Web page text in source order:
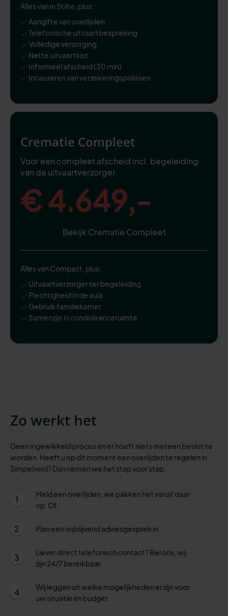
Alles van in Stilte, plus:
Aangifte van overlijden
Telefonische uitvaartbespreking
Volledige verzorging
Nette uitvaartkist
Informeel afscheid (30 min)
Incasseren van verzekeringspolissen
Crematie Compleet
Voor een compleet afscheid incl. begeleiding
van de uitvaartverzorger.
€ 4.649,-
Bekijk Crematie Compleet
Alles van Compact, plus:
Uitvaartverzorger ter begeleiding
Plechtigheid in de aula
Gebruik familiekamer
Samenzijn in condoleanceruimte
Zo werkt het
Geen ingewikkeld proces en er hoeft niets meteen beslist te
worden. Heeft u op dit moment een overlijden te regelen in
Simpelveld? Dan nemen we het stap voor stap.
1
Meld een overlijden, we pakken het vanaf daar
op. Of,
2 Plan een vrijblijvend adviesgesprek in
3
Liever direct telefonisch contact? Bel ons, wij
zijn 24/7 bereikbaar
4
Wij leggen uit welke mogelijkheden er zijn voor
uw situatie en budget